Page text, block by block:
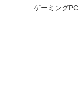
ゲーミングPC